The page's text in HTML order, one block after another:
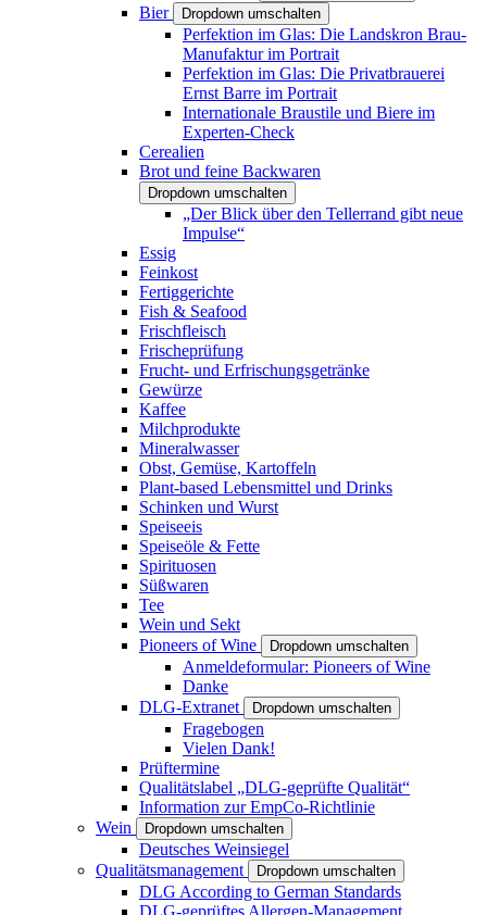
Bier Dropdown umschalten
Perfektion im Glas: Die Landskron Brau-
Manufaktur im Portrait
Perfektion im Glas: Die Privatbrauerei
Ernst Barre im Portrait
Internationale Braustile und Biere im
Experten-Check
Cerealien
Brot und feine Backwaren
Dropdown umschalten
„Der Blick über den Tellerrand gibt neue
Impulse“
Essig
Feinkost
Fertiggerichte
Fish & Seafood
Frischfleisch
Frischeprüfung
Frucht- und Erfrischungsgetränke
Gewürze
Kaffee
Milchprodukte
Mineralwasser
Obst, Gemüse, Kartoffeln
Plant-based Lebensmittel und Drinks
Schinken und Wurst
Speiseeis
Speiseöle & Fette
Spirituosen
Süßwaren
Tee
Wein und Sekt
Pioneers of Wine
Dropdown umschalten
Anmeldeformular: Pioneers of Wine
Danke
DLG-Extranet
Dropdown umschalten
Fragebogen
Vielen Dank!
Prüftermine
Qualitätslabel „DLG-geprüfte Qualität“
Information zur EmpCo-Richtlinie
Wein
Dropdown umschalten
Deutsches Weinsiegel
Qualitätsmanagement
Dropdown umschalten
DLG According to German Standards
DLG-geprüftes Allergen-Management